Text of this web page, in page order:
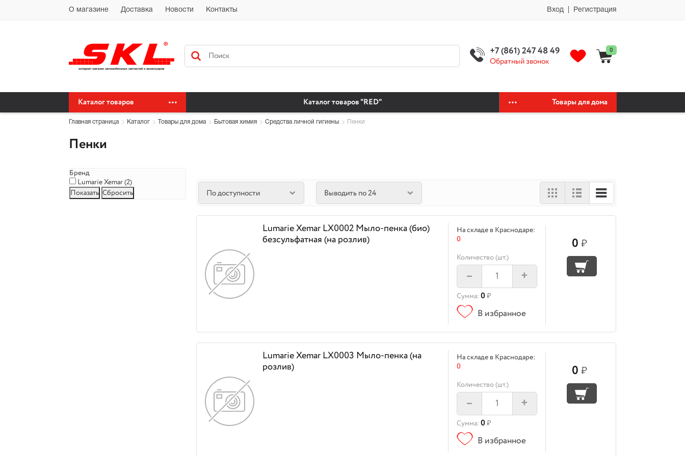
Автохимия Краснодар Доставка доставка по Краснодарскому краю бесплатная доставка бытовая химия автомобильные масла магазин автохимии автохимия официальный сайт автохимии автохимия официальный
сайт автохимия оптомО магазине Доставка Новости Контакты Вход | Регистрация
+7 (861) 247 48 49
Обратный звонок
0
Каталог товаров Каталог товаров "RED" Товары для дома
Главная страница Каталог Товары для дома Бытовая химия Средства личной гигиены Пенки
Пенки
Бренд
Lumarie Xemar (2)
По доступности Выводить по 24
Lumarie Xemar LX0002 Мыло-пенка (био)
безсульфатная (на розлив)
На складе в Краснодаре:
0
Количество (шт.)
– +
Сумма: 0₽
В избранное
0 ₽
Lumarie Xemar LX0003 Мыло-пенка (на
розлив)
На складе в Краснодаре:
0
Количество (шт.)
– +
Сумма: 0₽
В избранное
0 ₽